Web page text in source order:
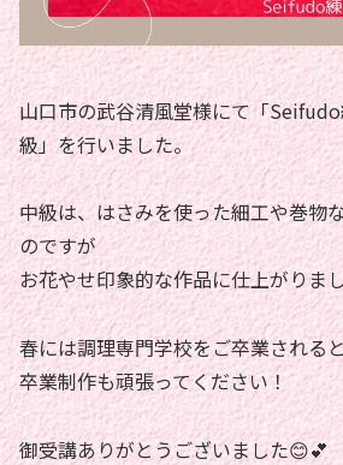
山口市の武谷清風堂様にて「
級」を行いました。
中級は、はさみを使った細工や巻物
のですが
お花やせ印象的な作品に仕上がりま
春には調理専門学校をご卒業される
卒業制作も頑張ってください！
御受講ありがとうございました😊💕